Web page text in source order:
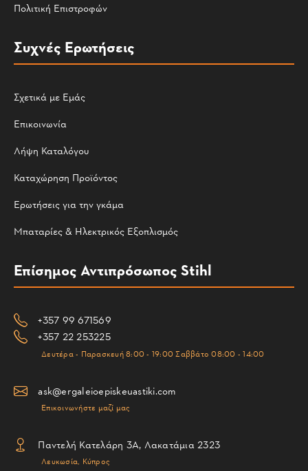
Πολιτική Επιστροφών
Συχνές Ερωτήσεις
Σχετικά με Εμάς
Επικοινωνία
Λήψη Καταλόγου
Καταχώρηση Προϊόντος
Ερωτήσεις για την γκάμα
Μπαταρίες & Ηλεκτρικός Εξοπλισμός
Επίσημος Αντιπρόσωπος Stihl
+357 99 671569
+357 22 253225
Δευτέρα - Παρασκευή 8:00 - 19:00 Σαββάτο 08:00 - 14:00
ask@ergaleioepiskeuastiki.com
Επικοινωνήστε μαζί μας
Παντελή Κατελάρη 3Α, Λακατάμια 2323
Λευκωσία, Κύπρος